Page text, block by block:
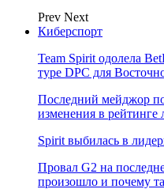
Prev Next
Киберспорт
Team Spirit одолела
туре DPC для
Последний мейджор
изменения в
Spirit выбилась в
Провал G2 на
произошло и почему